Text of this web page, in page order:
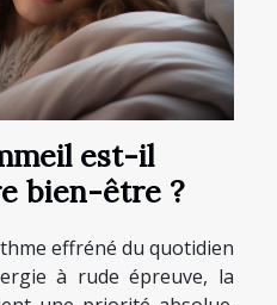
est-il
bien-être ?
effréné du quotidien
à rude épreuve, la